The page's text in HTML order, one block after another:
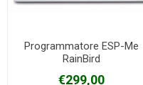
Programmatore ESP-Me
RainBird
€299,00